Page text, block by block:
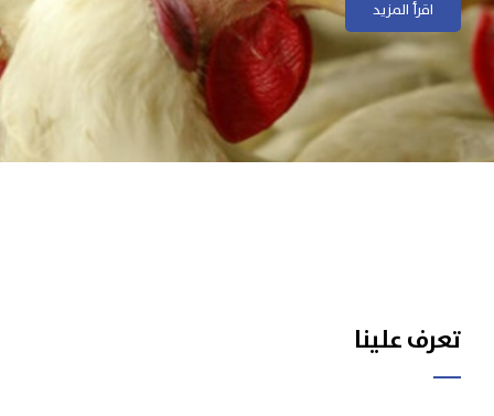
اقرأ المزيداقرأ المزيد
تعرف علينا